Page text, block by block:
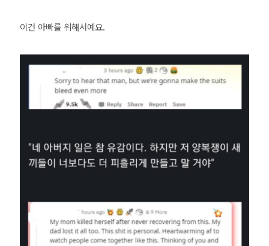
이건 아빠를 위해서예요.